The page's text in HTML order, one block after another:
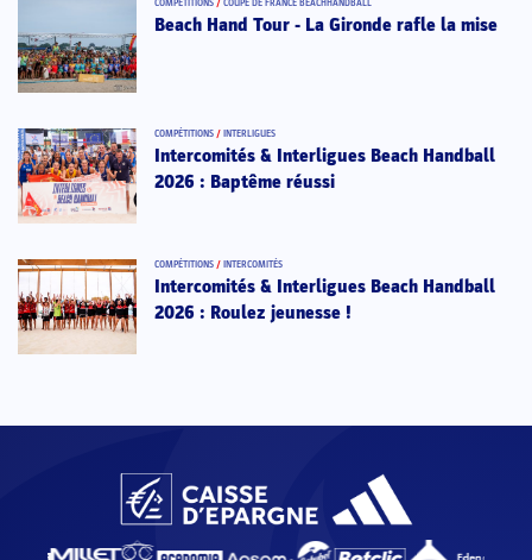
COMPÉTITIONS / COUPE DE FRANCE BEACHHANDBALL
Beach Hand Tour - La Gironde rafle la mise
COMPÉTITIONS / INTERLIGUES
Intercomités & Interligues Beach Handball
2026 : Baptême réussi
COMPÉTITIONS / INTERCOMITÉS
Intercomités & Interligues Beach Handball
2026 : Roulez jeunesse !